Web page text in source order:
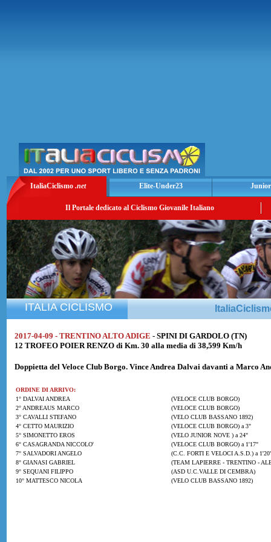
ItaliaCiclismo .net Elite-Under23
Il Portale dedicato al Ciclismo Giovanile Italiano
ITALIA CICLISMO
2017-04-09 - TRENTINO ALTO ADIGE - SPINI DI GARDOLO (TN)
12 TROFEO POIER RENZO di Km. 30 alla media di 38,599 Km/h
Doppietta del Veloce Club Borgo. VinceAndrea Dalvai davanti a Marco
ORDINE DI ARRIVO:
1° DALVAI ANDREA
(VELOCE CLUB BORGO)
2° ANDREAUS MARCO
(VELOCE CLUB BORGO)
3° CAVALLI STEFANO
(VELO CLUB BASSANO 1892)
4° CETTO MAURIZIO
(VELOCE CLUB BORGO) a 3"
5° SIMONETTO EROS
(VELO JUNIOR NOVE ) a 24"
6° CASAGRANDA NICCOLO'
(VELOCE CLUB BORGO) a 1'17"
7° SALVADORI ANGELO
(C.C. FORTI E VELOCI A.S.D.) a
8° GIANASI GABRIEL
(TEAM LAPIERRE - TRENTINO -
9° SEQUANI FILIPPO
(ASD U.C.VALLE DI CEMBRA)
10° MATTESCO NICOLA
(VELO CLUB BASSANO 1892)